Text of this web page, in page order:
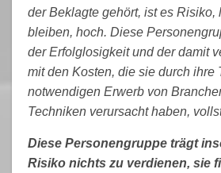
der Beklagte gehört, ist es Risiko,
bleiben, hoch. Diese
der Erfolglosigkeit und der damit
mit den Kosten, die sie durch ihre
notwendigen Erwerb von
Techniken verursacht haben,
Diese Personengruppe trägt
Risiko nichts zu verdienen, sie